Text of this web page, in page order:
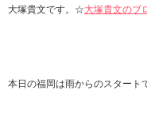
大塚貴文です。☆大塚貴文のブ
本日の福岡は雨からのスタート